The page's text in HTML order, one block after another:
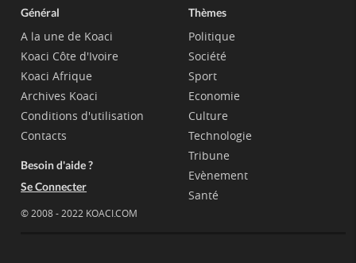
Général
A la une de Koaci
Koaci Côte d'Ivoire
Koaci Afrique
Archives Koaci
Conditions d'utilisation
Contacts
Besoin d'aide ?
Se Connecter
© 2008 - 2022 KOACI.COM
Thèmes
Politique
Société
Sport
Economie
Culture
Technologie
Tribune
Evènement
Santé